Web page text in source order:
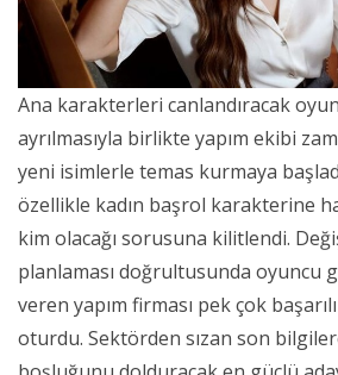
Ana karakterleri canlandıracak
ayrılmasıyla birlikte yapım ekibi
yeni isimlerle temas kurmaya
özellikle kadın başrol karakterine
kim olacağı sorusuna kilitlendi.
planlaması doğrultusunda oyuncu
veren yapım firması pek çok
oturdu. Sektörden sızan son